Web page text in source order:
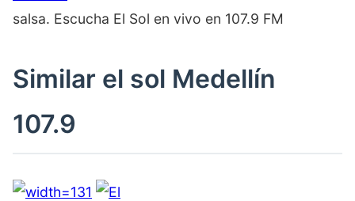
salsa. Escucha El Sol en vivo en 107.9 FM
Similar el sol Medellín
107.9